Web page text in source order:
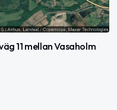
11 mellan Vasaholm